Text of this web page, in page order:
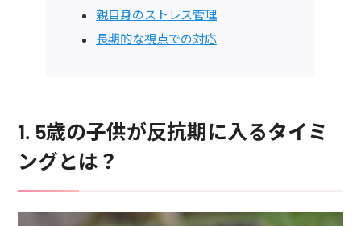
親自身のストレス管理
長期的な視点での対応
1. 5歳の子供が反抗期に入るタイミ
ングとは？